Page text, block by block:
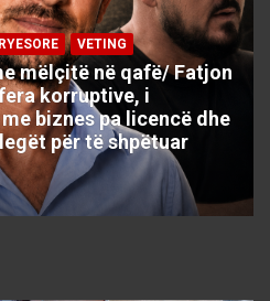
VETING
mëlçitë në qafë/ Fatjon
korruptive, i
biznes pa licencë dhe
për të shpëtuar